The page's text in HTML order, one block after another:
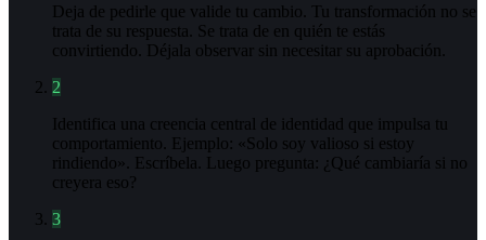
Deja de pedirle que valide tu cambio. Tu transformación no se
trata de su respuesta. Se trata de en quién te estás
convirtiendo. Déjala observar sin necesitar su aprobación.
2
Identifica una creencia central de identidad que impulsa tu
comportamiento. Ejemplo: «Solo soy valioso si estoy
rindiendo». Escríbela. Luego pregunta: ¿Qué cambiaría si no
creyera eso?
3